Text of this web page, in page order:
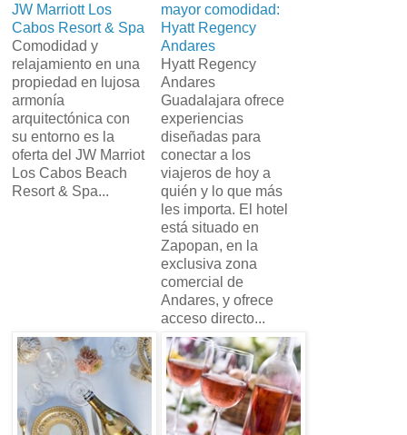
JW Marriott Los
Cabos Resort & Spa
Comodidad y
relajamiento en una
propiedad en lujosa
armonía
arquitectónica con
su entorno es la
oferta del JW Marriot
Los Cabos Beach
Resort & Spa...
mayor comodidad:
Hyatt Regency
Andares
Hyatt Regency
Andares
Guadalajara ofrece
experiencias
diseñadas para
conectar a los
viajeros de hoy a
quién y lo que más
les importa. El hotel
está situado en
Zapopan, en la
exclusiva zona
comercial de
Andares, y ofrece
acceso directo...